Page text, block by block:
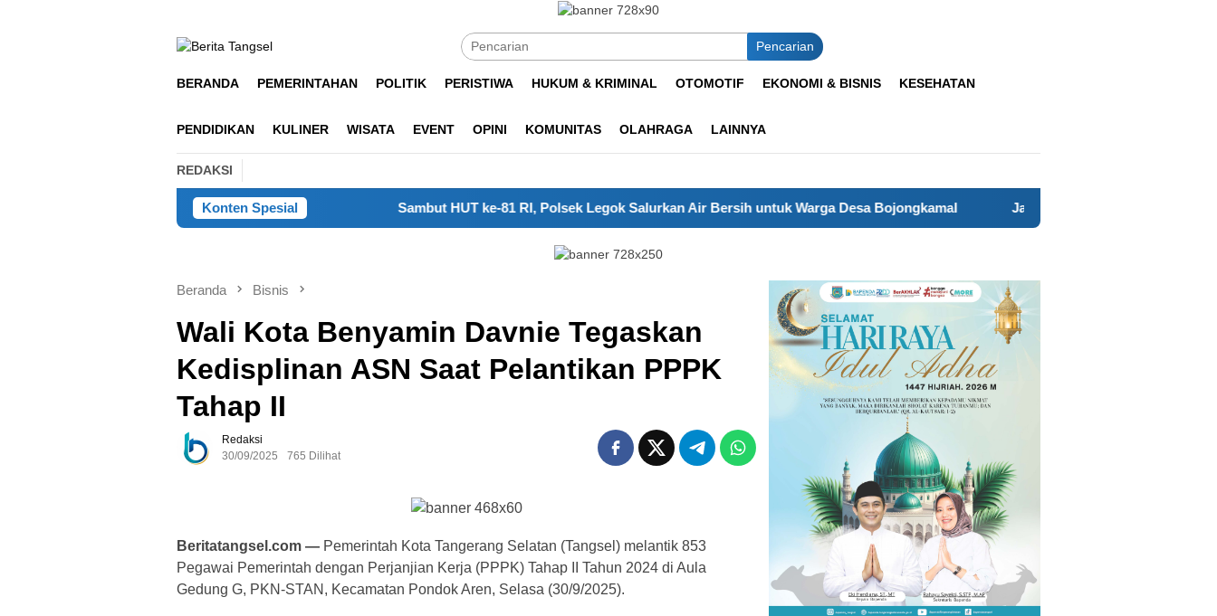
Pencarian
BERANDA PEMERINTAHAN POLITIK PERISTIWA HUKUM & KRIMINAL OTOMOTIF EKONOMI & BISNIS KESEHATAN
PENDIDIKAN KULINER WISATA EVENT OPINI KOMUNITAS OLAHRAGA LAINNYA
REDAKSI
Konten Spesial Sambut HUT ke-81 RI, Polsek Legok Salurkan Air Bersih untuk Warga Desa Bojongkamal JagaJakarta On The Spot Perkuat Sinergi
Beranda Bisnis
Wali Kota Benyamin Davnie Tegaskan
Kedisplinan ASN Saat Pelantikan PPPK
Tahap II
Redaksi
30/09/2025
765 Dilihat
Beritatangsel.com — Pemerintah Kota Tangerang Selatan (Tangsel) melantik 853
Pegawai Pemerintah dengan Perjanjian Kerja (PPPK) Tahap II Tahun 2024 di Aula
Gedung G, PKN-STAN, Kecamatan Pondok Aren, Selasa (30/9/2025).